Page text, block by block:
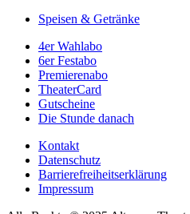
Speisen & Getränke
4er Wahlabo
6er Festabo
Premierenabo
TheaterCard
Gutscheine
Die Stunde danach
Kontakt
Datenschutz
Barrierefreiheitserklärung
Impressum